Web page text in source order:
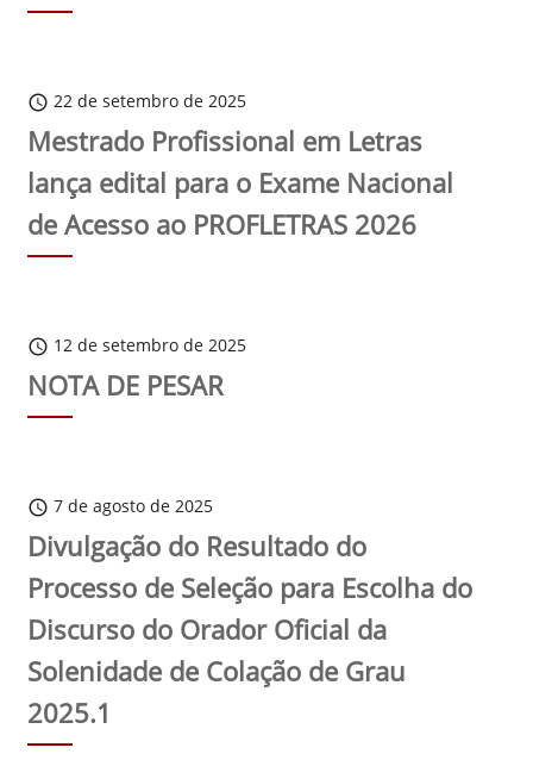
schedule 22 de setembro de 2025
Mestrado Profissional em Letras
lança edital para o Exame Nacional
de Acesso ao PROFLETRAS 2026
schedule 12 de setembro de 2025
NOTA DE PESAR
schedule 7 de agosto de 2025
Divulgação do Resultado do
Processo de Seleção para Escolha do
Discurso do Orador Oficial da
Solenidade de Colação de Grau
2025.1